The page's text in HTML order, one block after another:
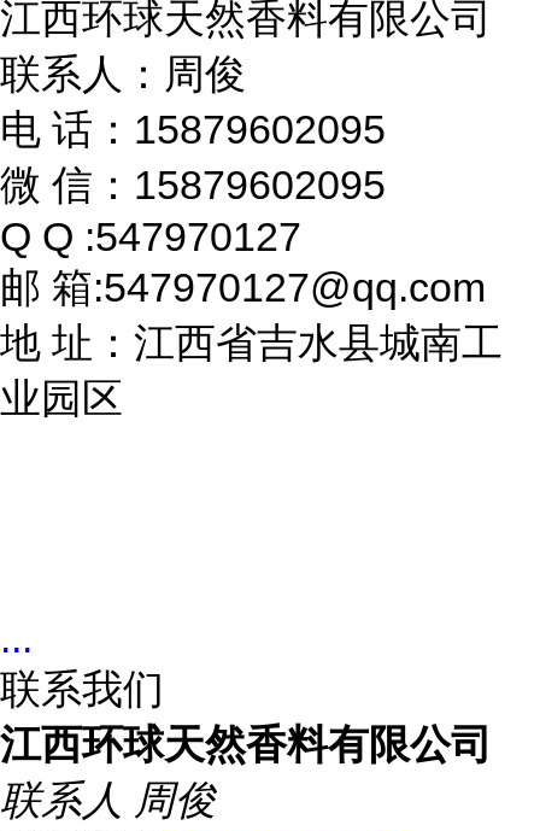
江西环球天然香料有限公司
联系人：周俊
电 话：15879602095
微 信：15879602095
Q Q :547970127
邮 箱:547970127@qq.com
地 址：江西省吉水县城南工
业园区
...
联系我们
江西环球天然香料有限公司
联系人 周俊